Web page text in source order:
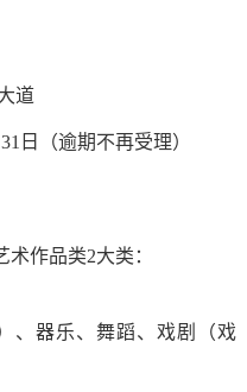
道
日（逾期不再受理）
作品类2大类：
、器乐、舞蹈、戏剧（戏